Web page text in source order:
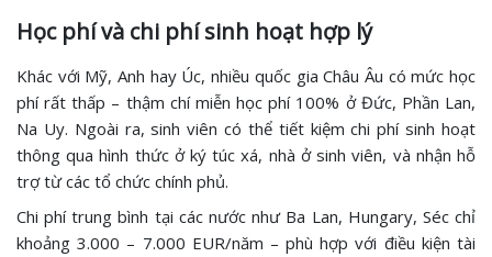
Học phí và chi phí sinh hoạt hợp lý
Khác với Mỹ, Anh hay Úc, nhiều quốc gia Châu Âu có mức học
phí rất thấp – thậm chí miễn học phí 100% ở Đức, Phần Lan,
Na Uy. Ngoài ra, sinh viên có thể tiết kiệm chi phí sinh hoạt
thông qua hình thức ở ký túc xá, nhà ở sinh viên, và nhận hỗ
trợ từ các tổ chức chính phủ.
Chi phí trung bình tại các nước như Ba Lan, Hungary, Séc chỉ
khoảng 3.000 – 7.000 EUR/năm – phù hợp với điều kiện tài